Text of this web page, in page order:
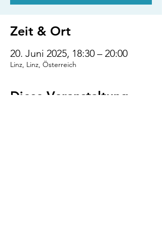
Zeit & Ort
20. Juni 2025, 18:30 – 20:00
Linz, Linz, Österreich
Diese Veranstaltung